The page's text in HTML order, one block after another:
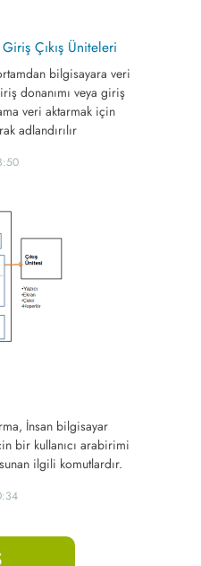
Çıkış Üniteleri
bilgisayara veri
donanımı veya giriş
veri aktarmak için
adlandırılır
İnsan bilgisayar
bir kullanıcı arabirimi
ilgili komutlardır.